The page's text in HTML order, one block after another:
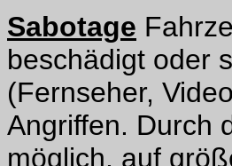
Sabotage
beschädigt oder
(Fernseher,
Angriffen. Durch
möglich, auf